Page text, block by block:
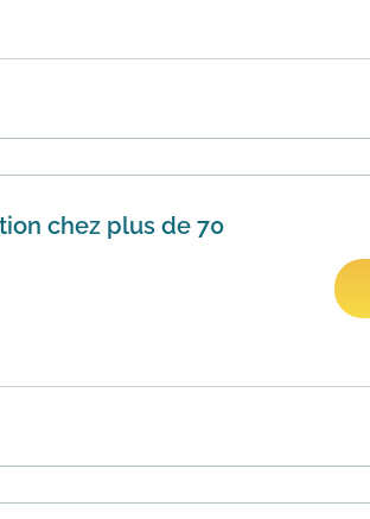
l'années des opérations
chez plus de 70
Pass Partenaires offrant des